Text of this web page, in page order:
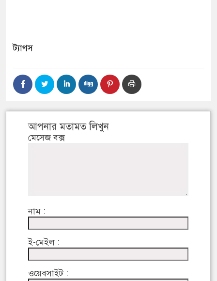
ট্যাগস
আপনার মতামত লিখুন
মেসেজ বক্স
নাম :
ই-মেইল :
ওয়েবসাইট :